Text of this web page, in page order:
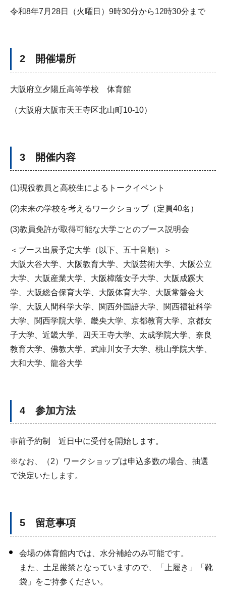
令和8年7月28日（火曜日）9時30分から12時30分まで
2 開催場所
大阪府立夕陽丘高等学校 体育館
（大阪府大阪市天王寺区北山町10-10）
3 開催内容
(1)現役教員と高校生によるトークイベント
(2)未来の学校を考えるワークショップ（定員40名）
(3)教員免許が取得可能な大学ごとのブース説明会
＜ブース出展予定大学（以下、五十音順）＞
大阪大谷大学、大阪教育大学、大阪芸術大学、大阪公立
大学、大阪産業大学、大阪樟蔭女子大学、大阪成蹊大
学、大阪総合保育大学、大阪体育大学、大阪常磐会大
学、大阪人間科学大学、関西外国語大学、関西福祉科学
大学、関西学院大学、畿央大学、京都教育大学、京都女
子大学、近畿大学、四天王寺大学、太成学院大学、奈良
教育大学、佛教大学、武庫川女子大学、桃山学院大学、
大和大学、龍谷大学
4 参加方法
事前予約制 近日中に受付を開始します。
※なお、（2）ワークショップは申込多数の場合、抽選
で決定いたします。
5 留意事項
会場の体育館内では、水分補給のみ可能です。
また、土足厳禁となっていますので、「上履き」「靴
袋」をご持参ください。